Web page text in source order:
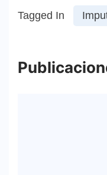
Tagged In